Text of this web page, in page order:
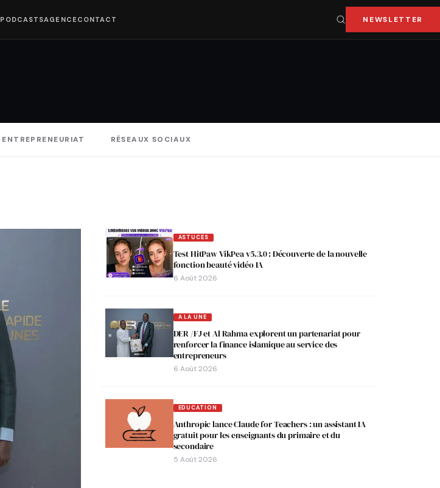
PODCASTSAGENCE CONTACT NEWSLETTER
ENTREPRENEURIAT RÉSEAUX SOCIAUX
ASTUCES
Test HitPaw VikPea v5.3.0 : Découverte de la nouvelle
fonction beauté vidéo IA
6 Août 2026
A LA UNE
DER /FJ et Al Rahma explorent un partenariat pour
renforcer la finance islamique au service des
entrepreneurs
6 Août 2026
EDUCATION
Anthropic lance Claude for Teachers : un assistant IA
gratuit pour les enseignants du primaire et du
secondaire
5 Août 2026